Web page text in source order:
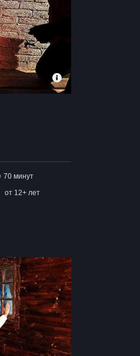
70 минут
от 12+ лет